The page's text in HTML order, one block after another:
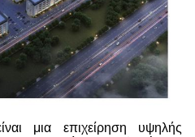
μια επιχείρηση υψηλής